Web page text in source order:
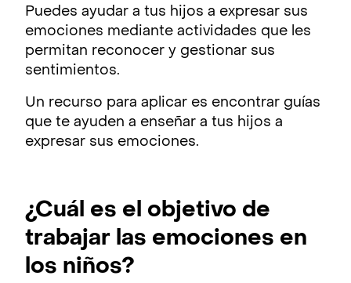
Puedes ayudar a tus hijos a expresar sus
emociones mediante actividades que les
permitan reconocer y gestionar sus
sentimientos.
Un recurso para aplicar es encontrar guías
que te ayuden a enseñar a tus hijos a
expresar sus emociones.
¿Cuál es el objetivo de
trabajar las emociones en
los niños?